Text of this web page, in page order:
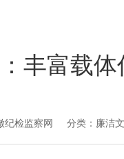
丰富载
纪检监察网 分类：廉洁